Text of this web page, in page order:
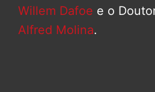
Willem Dafoe e o
Alfred Molina.